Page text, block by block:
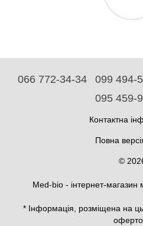
066 772-34-34 099 494-
095 459-
Контактна
Повна
©
Med-bio - інтернет-магазин
* Інформація, розміщена на